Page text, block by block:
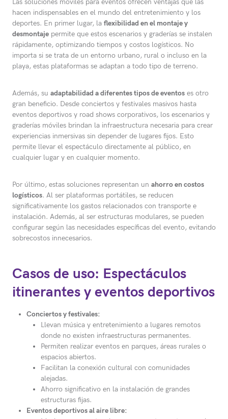
Las soluciones móviles para eventos ofrecen ventajas que las
hacen indispensables en el mundo del entretenimiento y los
deportes. En primer lugar, la flexibilidad en el montaje y
desmontaje permite que estos escenarios y graderías se instalen
rápidamente, optimizando tiempos y costos logísticos. No
importa si se trata de un entorno urbano, rural o incluso en la
playa, estas plataformas se adaptan a todo tipo de terreno.
Además, su adaptabilidad a diferentes tipos de eventos es otro
gran beneficio. Desde conciertos y festivales masivos hasta
eventos deportivos y road shows corporativos, los escenarios y
graderías móviles brindan la infraestructura necesaria para crear
experiencias inmersivas sin depender de lugares fijos. Esto
permite llevar el espectáculo directamente al público, en
cualquier lugar y en cualquier momento.
Por último, estas soluciones representan un ahorro en costos
logísticos. Al ser plataformas portátiles, se reducen
significativamente los gastos relacionados con transporte e
instalación. Además, al ser estructuras modulares, se pueden
configurar según las necesidades específicas del evento, evitando
sobrecostos innecesarios.
Casos de uso: Espectáculos
itinerantes y eventos deportivos
Conciertos y festivales:
Llevan música y entretenimiento a lugares remotos
donde no existen infraestructuras permanentes.
Permiten realizar eventos en parques, áreas rurales o
espacios abiertos.
Facilitan la conexión cultural con comunidades
alejadas.
Ahorro significativo en la instalación de grandes
estructuras fijas.
Eventos deportivos al aire libre: